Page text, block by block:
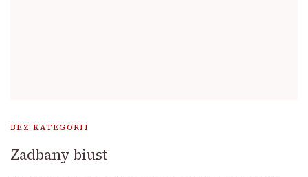
BEZ KATEGORII
Zadbany biust